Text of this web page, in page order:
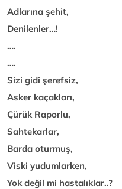
Adlarına şehit,
Denilenler…!
….
….
Sizi gidi şerefsiz,
Asker kaçakları,
Çürük Raporlu,
Sahtekarlar,
Barda oturmuş,
Viski yudumlarken,
Yok değil mi hastalıklar..?